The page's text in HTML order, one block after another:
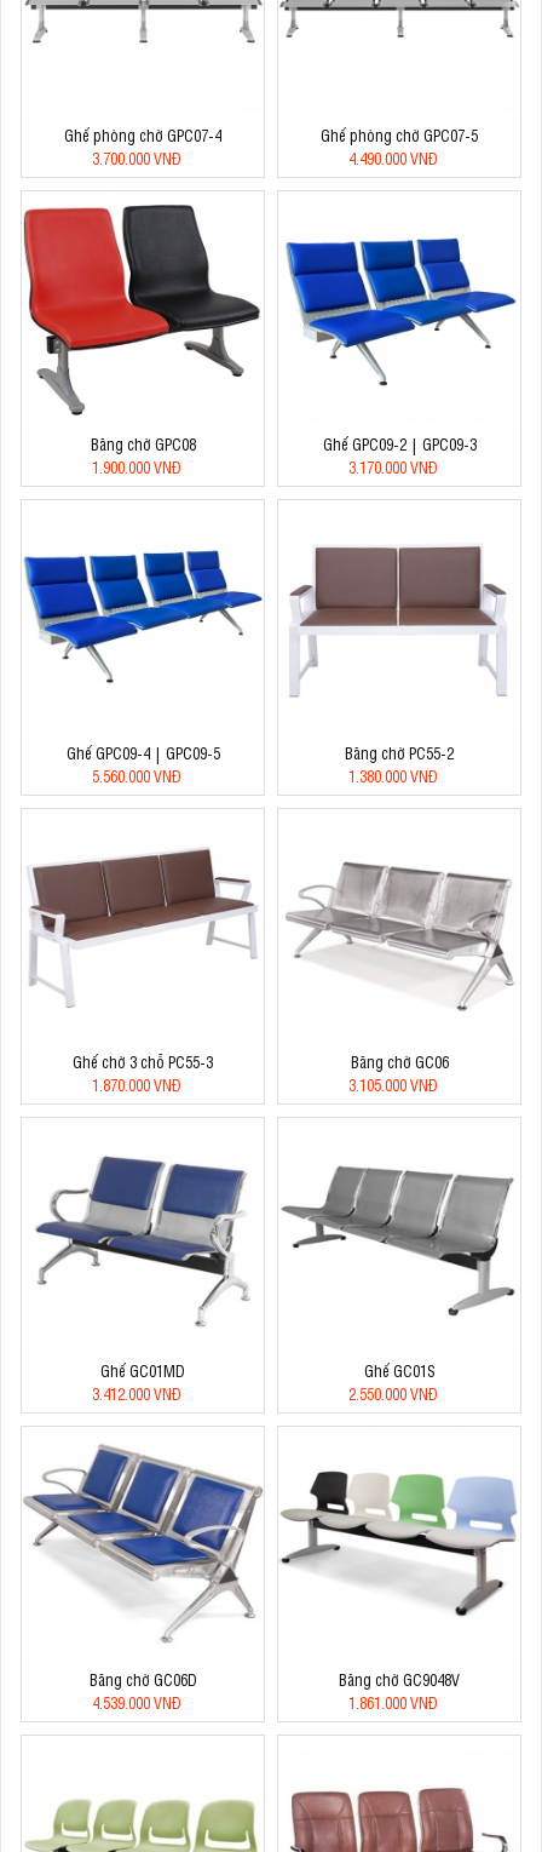
Ghế phòng chờ GPC07-4
3.700.000 VNĐ
Ghế phòng chờ GPC07-5
4.490.000 VNĐ
Băng chờ GPC08
1.900.000 VNĐ
Ghế GPC09-2 | GPC09-3
3.170.000 VNĐ
Ghế GPC09-4 | GPC09-5
5.560.000 VNĐ
Băng chờ PC55-2
1.380.000 VNĐ
Ghế chờ 3 chỗ PC55-3
1.870.000 VNĐ
Băng chờ GC06
3.105.000 VNĐ
Ghế GC01MD
3.412.000 VNĐ
Ghế GC01S
2.550.000 VNĐ
Băng chờ GC06D
4.539.000 VNĐ
Băng chờ GC9048V
1.861.000 VNĐ